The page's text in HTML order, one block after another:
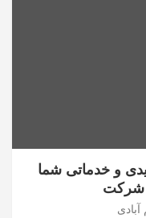
و خدماتی شما
شرکت